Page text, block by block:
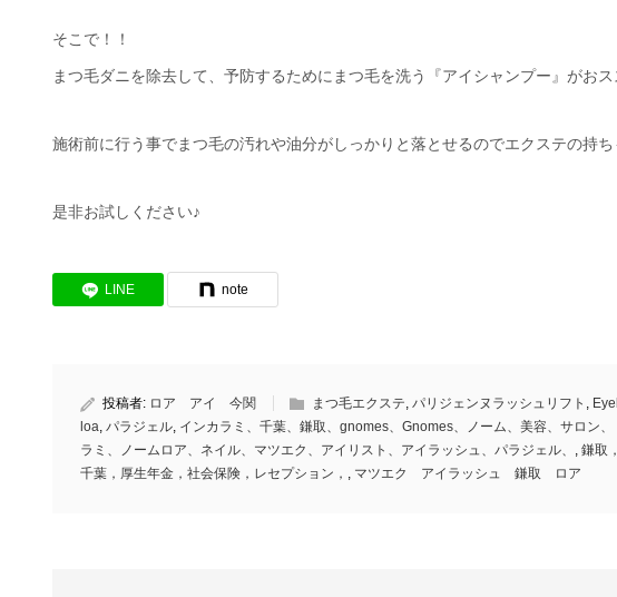
そこで！！
まつ毛ダニを除去して、予防するためにまつ毛を洗う『アイシャンプー』がおス
施術前に行う事でまつ毛の汚れや油分がしっかりと落とせるのでエクステの
是非お試しください♪
LINE note
投稿者: ロア アイ 今関 まつ毛エクステ, パリジェンヌラッシュリフト ,
loa, パラジェル, インカラミ、千葉、鎌取、gnomes、Gnomes、ノーム、美容、サロン
ラミ、ノームロア、ネイル、マツエク、アイリスト、アイラッシュ、パラジェル、 , 鎌取
千葉，厚生年金，社会保険，レセプション， , マツエク アイラッシュ 鎌取 ロア